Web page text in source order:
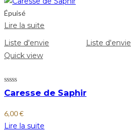
Épuisé
Lire la suite
Liste d'envie
Liste d'envie
Quick view
Caresse de Saphir
6,00€
Lire la suite